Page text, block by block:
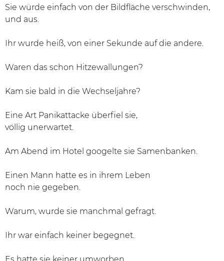
Sie würde einfach von der Bildfläche verschwinden,
und aus.
Ihr wurde heiß, von einer Sekunde auf die andere.
Waren das schon Hitzewallungen?
Kam sie bald in die Wechseljahre?
Eine Art Panikattacke überfiel sie,
völlig unerwartet.
Am Abend im Hotel googelte sie Samenbanken.
Einen Mann hatte es in ihrem Leben
noch nie gegeben.
Warum, wurde sie manchmal gefragt.
Ihr war einfach keiner begegnet.